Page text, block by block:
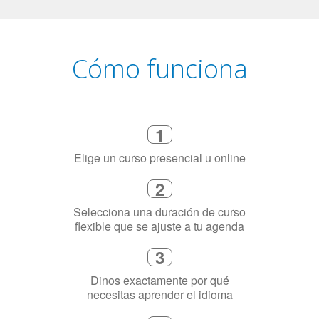
Cómo funciona
1
Elige un curso presencial u online
2
Selecciona una duración de curso
flexible que se ajuste a tu agenda
3
Dinos exactamente por qué
necesitas aprender el idioma